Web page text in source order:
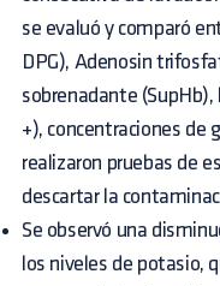
se evaluó y comparó
DPG), Adenosin
sobrenadante
+), concentraciones de
realizaron pruebas de
descartar la
Se observó una
los niveles de potasio,